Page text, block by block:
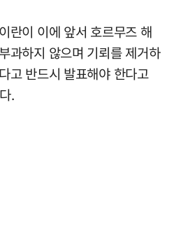
란이 이에 앞서 호르무즈 해
과하지 않으며 기뢰를 제거하
고 반드시 발표해야 한다고
.